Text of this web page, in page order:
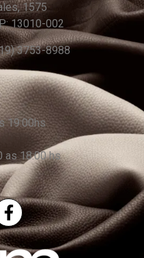
1575
13010-002
3753-8988
19:00hs
as 18:00 hs